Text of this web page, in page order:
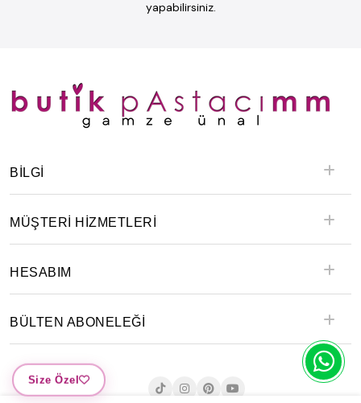
yapabilirsiniz.
BILGI
MÜŞTERİ HİZMETLERİ
HESABIM
BÜLTEN ABONELEĞİ
Size Özel